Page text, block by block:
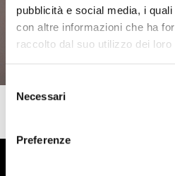
pubblicità e social media, i
con altre informazioni che ha
raccolto dal suo utilizzo dei loro
delNecessari
Preferenze